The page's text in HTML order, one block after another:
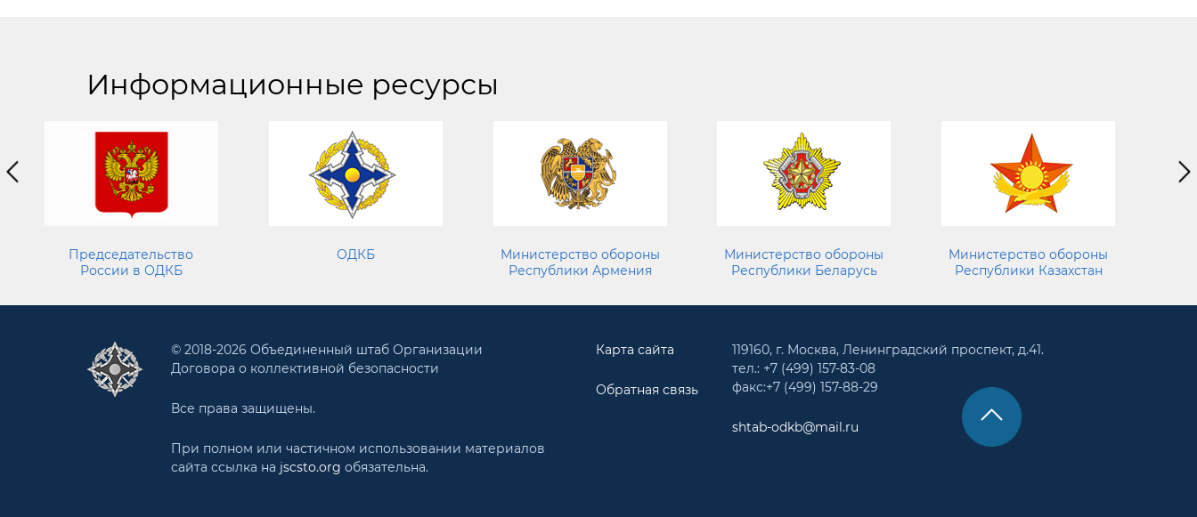
Информационные ресурсы
Председательство
России в ОДКБ
ОДКБ
Министерство обороны
Республики Армения
Министерство обороны
Республики Беларусь
Министерство обороны
Республики Казахстан
© 2018-2026 Объединенный штаб Организации
Договора о коллективной безопасности
Все права защищены.
При полном или частичном использовании материалов
сайта ссылка на jscsto.org обязательна.
Карта сайта
Обратная связь
119160, г. Москва, Ленинградский проспект, д.41.
тел.: +7 (499) 157-83-08
факс:+7 (499) 157-88-29
shtab-odkb@mail.ru